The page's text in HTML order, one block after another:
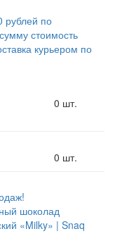
рублей по
стоимость
курьером по
0 шт.
0 шт.
шоколад
«Milky» | Snaq